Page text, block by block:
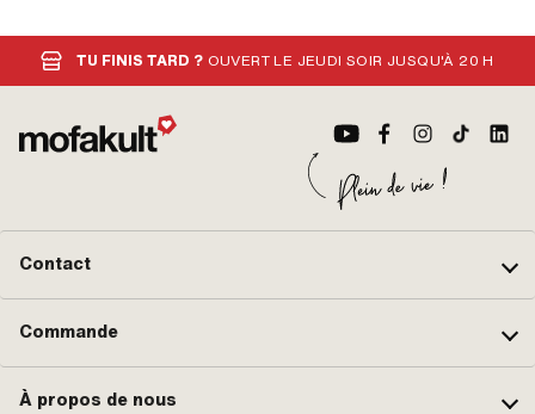
TU FINIS TARD ? OUVERT LE JEUDI SOIR JUSQU'À 20 H
Contact
Commande
À propos de nous